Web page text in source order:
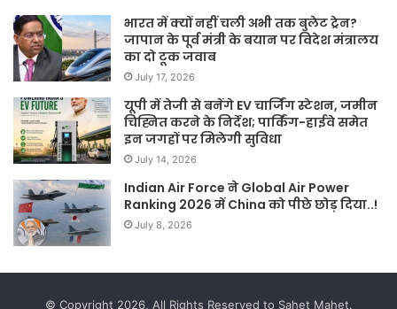
भारत में क्यों नहीं चली अभी तक बुलेट ट्रेन?
जापान के पूर्व मंत्री के बयान पर विदेश मंत्रालय
का दो टूक जवाब
July 17, 2026
यूपी में तेजी से बनेंगे EV चार्जिंग स्टेशन, जमीन
चिह्नित करने के निर्देश; पार्किंग-हाईवे समेत
इन जगहों पर मिलेगी सुविधा
July 14, 2026
Indian Air Force ने Global Air Power
Ranking 2026 में China को पीछे छोड़ दिया..!
July 8, 2026
© Copyright 2026, All Rights Reserved to Sahet Mahet.